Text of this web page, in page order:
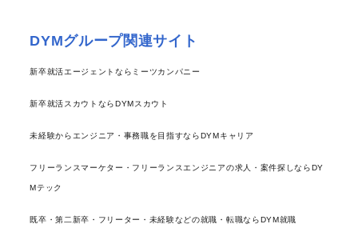
DYMグループ関連サイト
新卒就活エージェントならミーツカンパニー
新卒就活スカウトならDYMスカウト
未経験からエンジニア・事務職を目指すならDYMキャリア
フリーランスマーケター・フリーランスエンジニアの求人・案件探しならDY
Mテック
既卒・第二新卒・フリーター・未経験などの就職・転職ならDYM就職